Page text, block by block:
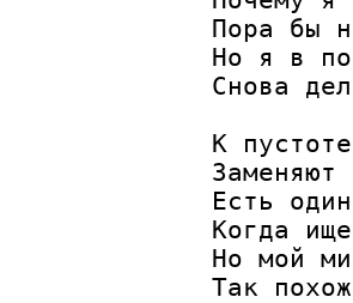
Пора бы
Но я в
Снова
К
Есть
Когда
Но мой
Так